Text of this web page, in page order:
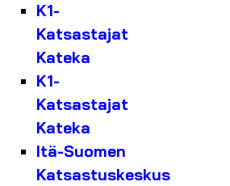
K1-
Katsastajat
Kateka
K1-
Katsastajat
Kateka
Itä-Suomen
Katsastuskeskus